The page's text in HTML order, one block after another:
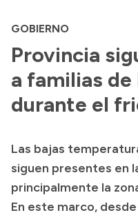
Autoridades y
Discursos en la
Casa de Gobierno
Acerca de Río Negro
Geografía
Invertí en Río Negro
GOBIERNO
Provincia
a familias de
durante el
Las bajas
siguen presentes en
principalmente la
En este marco,